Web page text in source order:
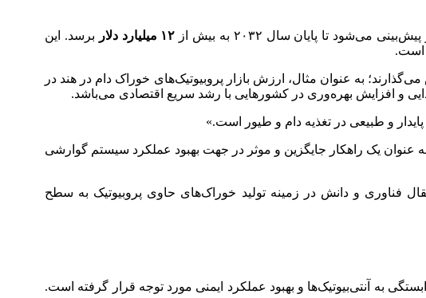
می‌شود تا پایان سال ۲۰۳۲ به بیش از ۱۲ میلیارد دلار
برسد. این
است.
به عنوان مثال، ارزش بازار پروبیوتیک‌های خوراک دام در هند در
و افزایش بهره‌وری در کشورهایی با رشد سریع اقتصادی می‌باشد.
و طبیعی در تغذیه دام و طیور است.»
عنوان یک راهکار جایگزین و موثر در جهت بهبود عملکرد سیستم گوارشی
فناوری و دانش در زمینه تولید خوراک‌های حاوی پروبیوتیک به سطح
به آنتی‌بیوتیک‌ها و بهبود عملکرد ایمنی مورد توجه قرار گرفته است.